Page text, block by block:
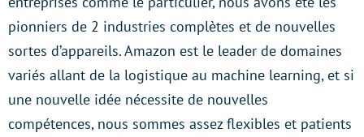
pionniers de 2 industries complètes et de nouvelles
sortes d’appareils. Amazon est le leader de domaines
variés allant de la logistique au machine learning, et si
une nouvelle idée nécessite de nouvelles
compétences, nous sommes assez flexibles et patients